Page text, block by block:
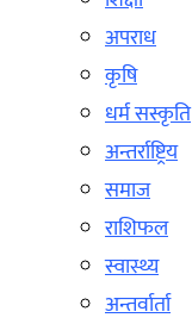
अपराध
कृषि
धर्म सस्कृति
अन्तर्राष्ट्रिय
समाज
राशिफल
स्वास्थ्य
अन्तर्वार्ता